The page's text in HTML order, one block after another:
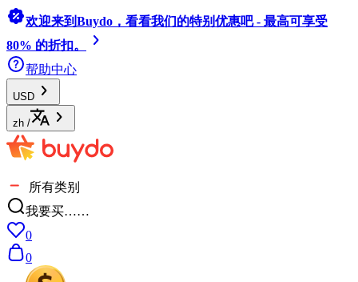
欢迎来到Buydo，看看我们的特别优惠吧 - 最高可享受
80% 的折扣。
帮助中心
USD
zh /
所有类别
我要买……
0
0